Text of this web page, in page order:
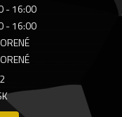
- 16:00
- 16:00